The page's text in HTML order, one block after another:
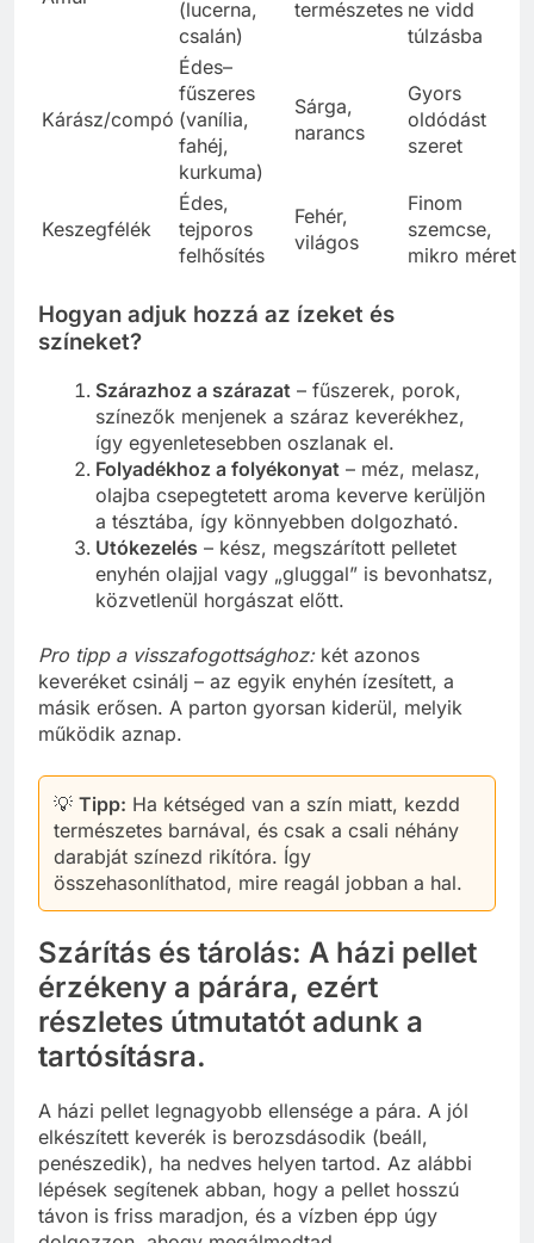
(lucerna,
csalán)
természetes ne vidd
túlzásba
Kárász/compó
Édes–
fűszeres
(vanília,
fahéj,
kurkuma)
Sárga,
narancs
Gyors
oldódást
szeret
Keszegfélék
Édes,
tejporos
felhősítés
Fehér,
világos
Finom
szemcse,
mikro méret
Hogyan adjuk hozzá az ízeket és
színeket?
Szárazhoz a szárazat – fűszerek, porok,
színezők menjenek a száraz keverékhez,
így egyenletesebben oszlanak el.
Folyadékhoz a folyékonyat – méz, melasz,
olajba csepegtetett aroma keverve kerüljön
a tésztába, így könnyebben dolgozható.
Utókezelés – kész, megszárított pelletet
enyhén olajjal vagy „gluggal” is bevonhatsz,
közvetlenül horgászat előtt.
Pro tipp a visszafogottsághoz:két azonos
keveréket csinálj – az egyik enyhén ízesített, a
másik erősen. A parton gyorsan kiderül, melyik
működik aznap.
💡 Tipp: Ha kétséged van a szín miatt, kezdd
természetes barnával, és csak a csali néhány
darabját színezd rikítóra. Így
összehasonlíthatod, mire reagál jobban a hal.
Szárítás és tárolás: A házi pellet
érzékeny a párára, ezért
részletes útmutatót adunk a
tartósításra.
A házi pellet legnagyobb ellensége a pára. A jól
elkészített keverék is berozsdásodik (beáll,
penészedik), ha nedves helyen tartod. Az alábbi
lépések segítenek abban, hogy a pellet hosszú
távon is friss maradjon, és a vízben épp úgy